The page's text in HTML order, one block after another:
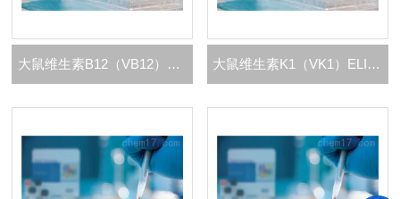
大鼠维生素B12（VB12）ELISA 试剂盒 大鼠维生素K1（VK1）ELISA 试剂盒